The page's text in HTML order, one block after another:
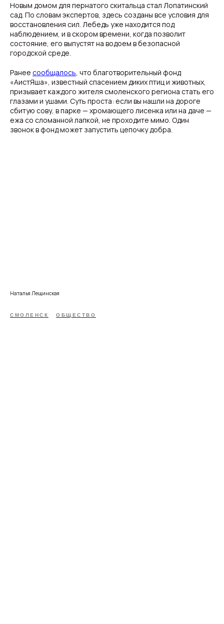
Новым домом для пернатого скитальца стал Лопатинский
сад. По словам экспертов, здесь созданы все условия для
восстановления сил. Лебедь уже находится под
наблюдением, и в скором времени, когда позволит
состояние, его выпустят на водоем в безопасной
городской среде.
Ранее сообщалось, что благотворительный фонд
«АистЯша», известный спасением диких птиц и животных,
призывает каждого жителя смоленского региона стать его
глазами и ушами. Суть проста: если вы нашли на дороге
сбитую сову, в парке — хромающего лисенка или на даче —
ежа со сломанной лапкой, не проходите мимо. Один
звонок в фонд может запустить цепочку добра.
Наталья Лещинская
СМОЛЕНСК ОБЩЕСТВО